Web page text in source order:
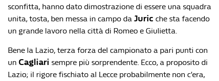
sconfitta, hanno dato dimostrazione di essere una squadra
unita, tosta, ben messa in campo da Juric che sta facendo
un grande lavoro nella città di Romeo e Giulietta.
Bene la Lazio, terza forza del campionato a pari punti con
un Cagliari sempre più sorprendente. Ecco, a proposito di
Lazio; il rigore fischiato al Lecce probabilmente non c’era,